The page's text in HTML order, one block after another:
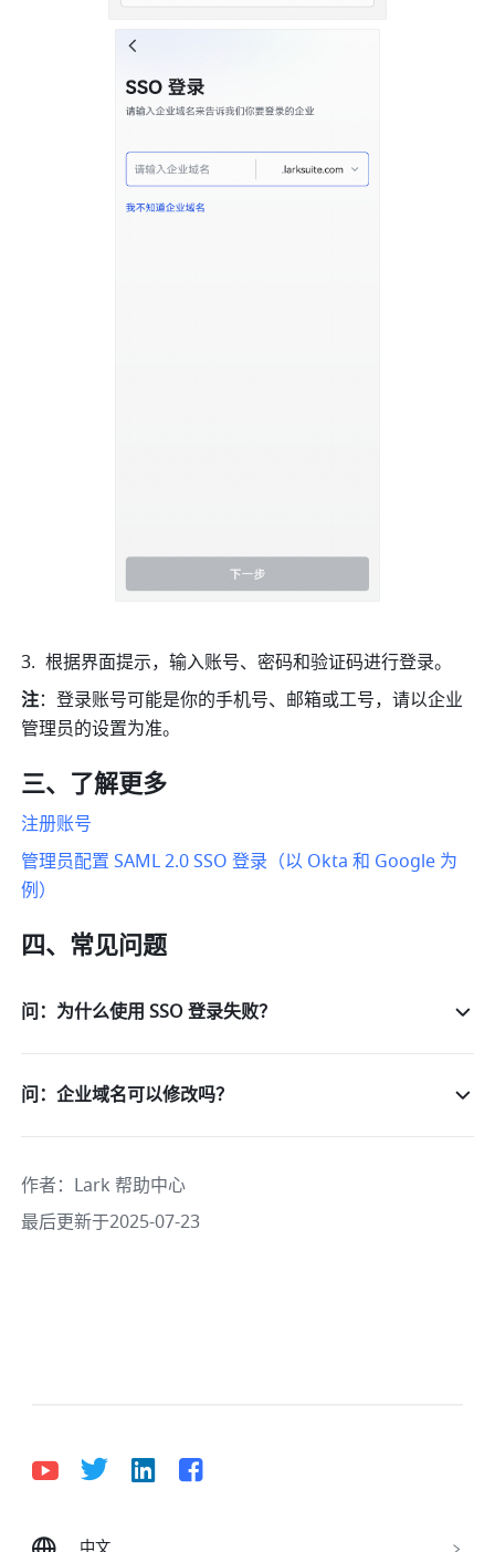
根据界面提示，输入账号、密码和验证码进行登录。
注：登录账号可能是你的手机号、邮箱或工号，请以企业
管理员的设置为准。
三、了解更多
注册账号
管理员配置 SAML 2.0 SSO 登录（以 Okta 和 Google 为
例）
四、常见问题
问：为什么使用 SSO 登录失败？
问：企业域名可以修改吗？
作者： Lark 帮助中心
最后更新于2025-07-23